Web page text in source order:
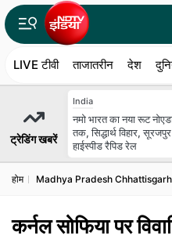
LIVE टीवी ताजातरीन देश
ट्रेडिंग खबरें
India
नमो भारत का नया रूट
तक, सिद्धार्थ विहार,
हाईस्पीड रैपिड रेल
होम Madhya Pradesh Chhattisgarh
कर्नल सोफिया पर